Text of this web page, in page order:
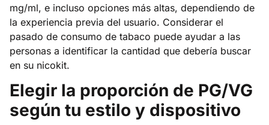
mg/ml, e incluso opciones más altas, dependiendo de
la experiencia previa del usuario. Considerar el
pasado de consumo de tabaco puede ayudar a las
personas a identificar la cantidad que debería buscar
en su nicokit.
Elegir la proporción de PG/VG
según tu estilo y dispositivo